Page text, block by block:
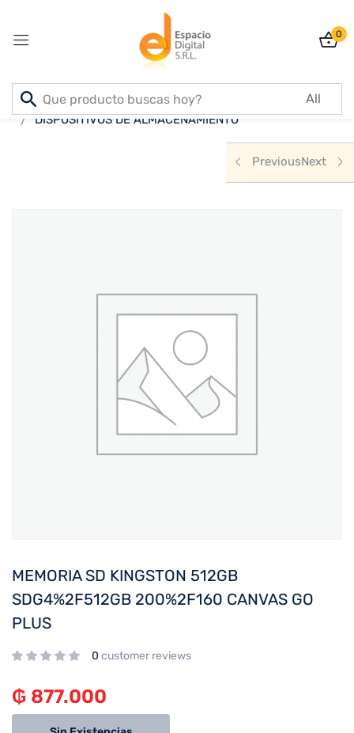
0
Inicio PRODUCTOS
INFORMATICA
DISPOSITIVOS DE ALMACENAMIENTO
PreviousNext
MEMORIA SD KINGSTON 512GB
SDG4%2F512GB 200%2F160 CANVAS GO
PLUS
0 customer reviews
₲ 877.000
Sign in
Lost password?